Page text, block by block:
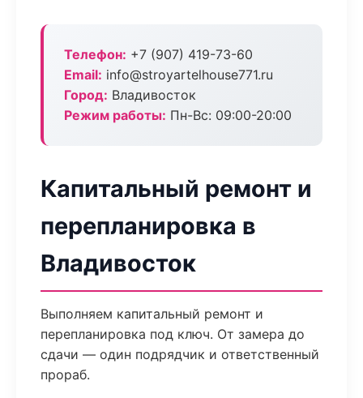
Телефон: +7 (907) 419-73-60
Email: info@stroyartelhouse771.ru
Город: Владивосток
Режим работы: Пн-Вс: 09:00-20:00
Капитальный ремонт и
перепланировка в
Владивосток
Выполняем капитальный ремонт и
перепланировка под ключ. От замера до
сдачи — один подрядчик и ответственный
прораб.